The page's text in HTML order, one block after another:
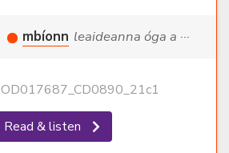
mbíonn leaideanna óga a ···
OD017687_CD0890_21c1
Read & listen